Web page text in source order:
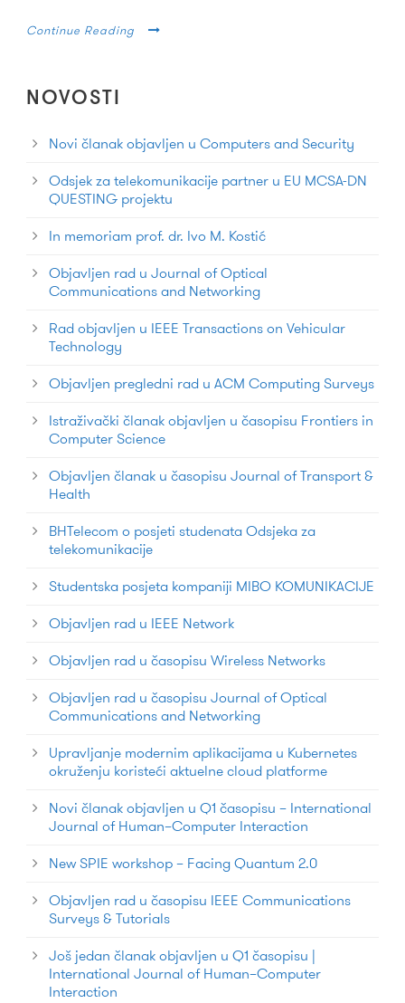
Continue Reading
NOVOSTI
Novi članak objavljen u Computers and Security
Odsjek za telekomunikacije partner u EU MCSA-DN
QUESTING projektu
In memoriam prof. dr. Ivo M. Kostić
Objavljen rad u Journal of Optical
Communications and Networking
Rad objavljen u IEEE Transactions on Vehicular
Technology
Objavljen pregledni rad u ACM Computing Surveys
Istraživački članak objavljen u časopisu Frontiers in
Computer Science
Objavljen članak u časopisu Journal of Transport &
Health
BHTelecom o posjeti studenata Odsjeka za
telekomunikacije
Studentska posjeta kompaniji MIBO KOMUNIKACIJE
Objavljen rad u IEEE Network
Objavljen rad u časopisu Wireless Networks
Objavljen rad u časopisu Journal of Optical
Communications and Networking
Upravljanje modernim aplikacijama u Kubernetes
okruženju koristeći aktuelne cloud platforme
Novi članak objavljen u Q1 časopisu – International
Journal of Human–Computer Interaction
New SPIE workshop – Facing Quantum 2.0
Objavljen rad u časopisu IEEE Communications
Surveys & Tutorials
Još jedan članak objavljen u Q1 časopisu |
International Journal of Human–Computer
Interaction